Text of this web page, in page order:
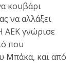
κουβάρι
να αλλάξει
ΑΕΚ γνώρισε
που
Μπάκα, και από